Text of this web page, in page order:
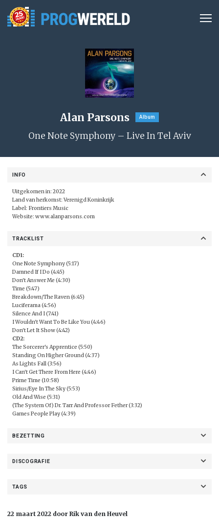
Alan Parsons Album
One Note Symphony – Live In Tel Aviv
INFO
Uitgekomen in: 2022
Land van herkomst: Verenigd Koninkrijk
Label: Frontiers Music
Website: www.alanparsons.com
TRACKLIST
CD1:
One Note Symphony (5:17)
Damned If I Do (4:45)
Don't Answer Me (4:30)
Time (5:47)
Breakdown/The Raven (6:45)
Luciferama (4:56)
Silence And I (7:41)
I Wouldn't Want To Be Like You (4:46)
Don't Let It Show (4:42)
CD2:
The Sorcerer's Apprentice (5:50)
Standing On Higher Ground (4:37)
As Lights Fall (3:56)
I Can't Get There From Here (4:46)
Prime Time (10:58)
Sirius/Eye In The Sky (5:53)
Old And Wise (5:31)
(The System Of) Dr. Tarr And Professor Fether (3:32)
Games People Play (4:39)
BEZETTING
DISCOGRAFIE
TAGS
22 maart 2022 door Rik van den Heuvel